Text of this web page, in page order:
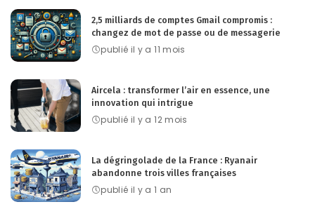
2,5 milliards de comptes Gmail compromis :
changez de mot de passe ou de messagerie
publié il y a 11 mois
Aircela : transformer l’air en essence, une
innovation qui intrigue
publié il y a 12 mois
La dégringolade de la France : Ryanair
abandonne trois villes françaises
publié il y a 1 an